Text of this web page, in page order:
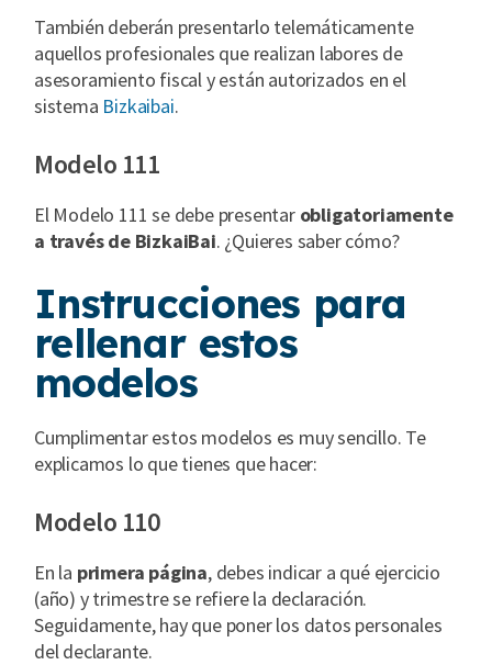
También deberán presentarlo telemáticamente
aquellos profesionales que realizan labores de
asesoramiento fiscal y están autorizados en el
sistema Bizkaibai.
Modelo 111
El Modelo 111 se debe presentar obligatoriamente
a través de BizkaiBai. ¿Quieres saber cómo?
Instrucciones para
rellenar estos
modelos
Cumplimentar estos modelos es muy sencillo. Te
explicamos lo que tienes que hacer:
Modelo 110
En la primera página, debes indicar a qué ejercicio
(año) y trimestre se refiere la declaración.
Seguidamente, hay que poner los datos personales
del declarante.